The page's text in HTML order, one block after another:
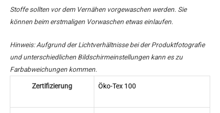
Stoffe sollten vor dem Vernähen vorgewaschen werden. Sie
können beim erstmaligen Vorwaschen etwas einlaufen.
Hinweis: Aufgrund der Lichtverhältnisse bei der Produktfotografie
und unterschiedlichen Bildschirmeinstellungen kann es zu
Farbabweichungen kommen.
Zertifizierung Öko-Tex 100